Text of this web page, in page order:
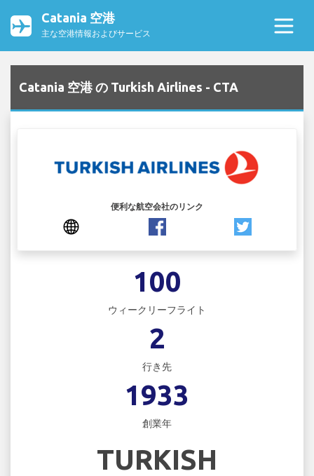
Catania 空港
主な空港情報およびサービス
Catania 空港 の Turkish Airlines - CTA
便利な航空会社のリンク
100
ウィークリーフライト
2
行き先
1933
創業年
TURKISH